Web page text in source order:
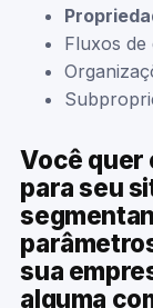
Fluxos de
Você
para seu
sua
alguma